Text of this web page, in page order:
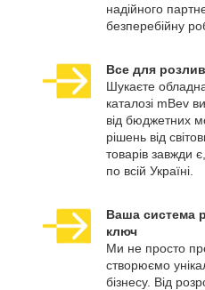
надійного
безперебійну
Все для
Шукаєте
каталозі mBev
від бюджетних
рішень від
товарів завжди
по всій Україні.
Ваша система
ключ
Ми не просто
створюємо
бізнесу. Від